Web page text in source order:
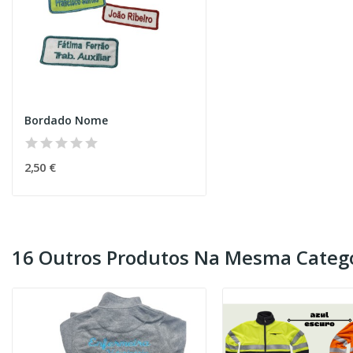
Bordado Nome
2,50 €
16 Outros Produtos Na Mesma